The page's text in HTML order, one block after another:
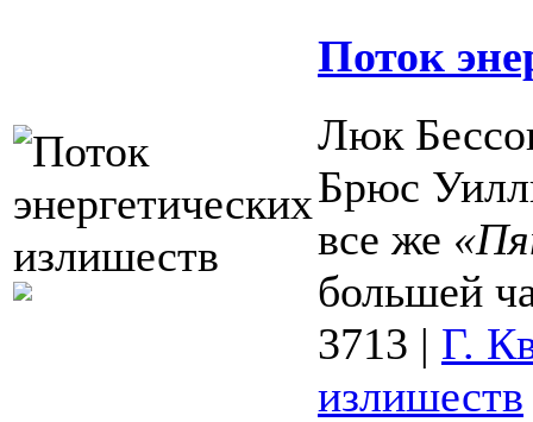
Поток
Люк
Брюс
все же
большей
3713 | Г.
излишеств